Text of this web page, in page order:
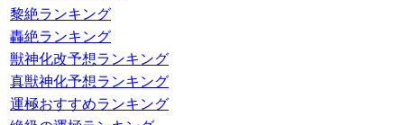
黎絶ランキング
轟絶ランキング
獣神化改予想ランキング
真獣神化予想ランキング
運極おすすめランキング